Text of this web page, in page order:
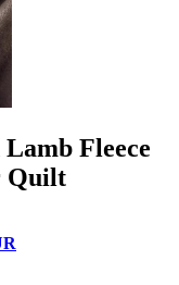
Fleece
Quilt